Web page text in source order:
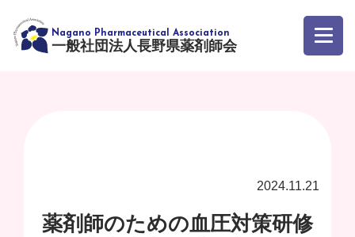
一般社団法人長野県薬剤師会
2024.11.21
薬剤師のための血圧対策研修